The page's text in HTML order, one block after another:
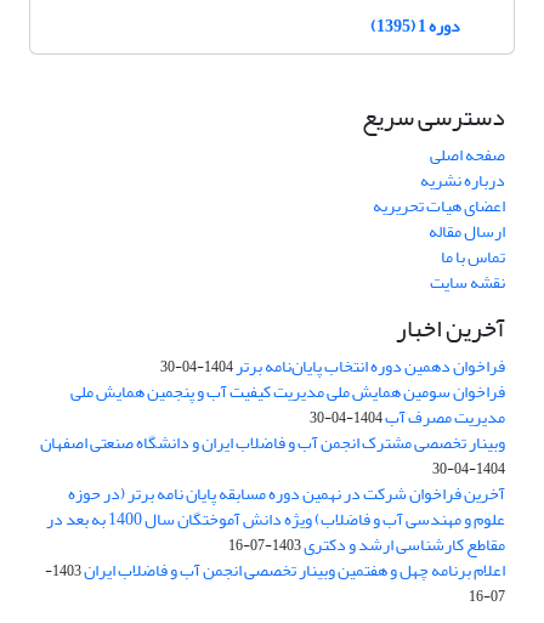
دوره 1 (1395)
دسترسی سریع
صفحه اصلی
درباره نشریه
اعضای هیات تحریریه
ارسال مقاله
تماس با ما
نقشه سایت
آخرین اخبار
فراخوان دهمین دوره انتخاب پایان‌نامه برتر1404-04-30
فراخوان سومین همایش ملی مدیریت کیفیت آب و پنجمین همایش ملی
مدیریت مصرف آب1404-04-30
وبینار تخصصی مشترک انجمن آب و فاضلاب ایران و دانشگاه صنعتی اصفهان
1404-04-30
آخرین فراخوان شرکت در نهمین دوره مسابقه پایان نامه برتر (در حوزه
علوم و مهندسی آب و فاضلاب) ویژه دانش آموختگان سال 1400 به بعد در
مقاطع کارشناسی ارشد و دکتری1403-07-16
اعلام برنامه چهل و هفتمین وبینار تخصصی انجمن آب و فاضلاب ایران
1403-
07-16